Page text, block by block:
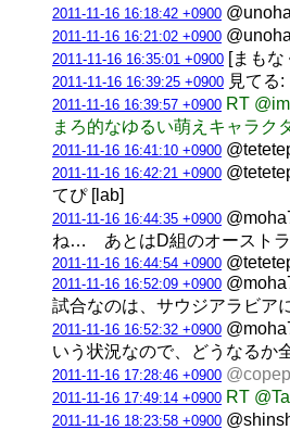
2011-11-16 16:18:42 +0900
2011-11-16 16:21:02 +0900
2011-11-16 16:35:01 +0900 [まも
2011-11-16 16:39:25 +0900 見てる
2011-11-16 16:39:57 +0900 RT
まろ的なゆるい萌えキャラク
2011-11-16 16:41:10 +0900
2011-11-16 16:42:21 +0900
てぴ [lab]
2011-11-16 16:44:35 +0900
ね… あとはD組のオーストラ
2011-11-16 16:44:54 +0900
2011-11-16 16:52:09 +0900
試合なのは、サウジアラビア
2011-11-16 16:52:32 +0900
いう状況なので、どうなるか
2011-11-16 17:28:46 +0900
2011-11-16 17:49:14 +0900 RT
2011-11-16 18:23:58 +0900